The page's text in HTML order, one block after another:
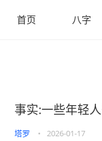
首页 八字
事实:一些年轻
塔罗 • 2026-01-17